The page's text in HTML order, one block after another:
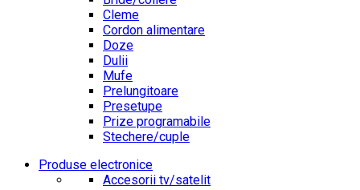
Cleme
Cordon alimentare
Doze
Dulii
Mufe
Prelungitoare
Presetupe
Prize programabile
Stechere/cuple
Produse electronice
Accesorii tv/satelit